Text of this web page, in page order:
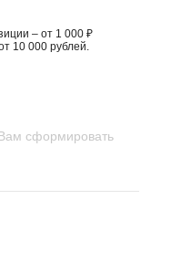
– от 1 000 ₽
10 000 рублей.
сформировать